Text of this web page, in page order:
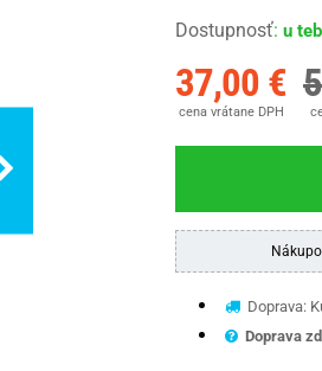
Dostupnosť: u
37,00 €
cena vrátane DPH
Doprava:
Doprava